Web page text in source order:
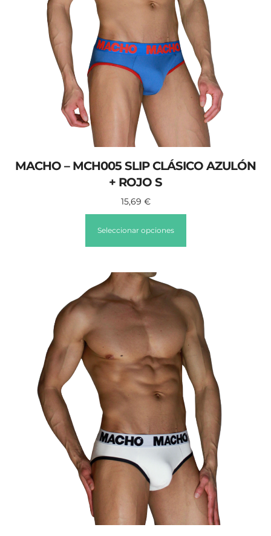
MACHO – MCH005 SLIP CLÁSICO AZULÓN
+ ROJO S
15,69 €
Seleccionar opciones